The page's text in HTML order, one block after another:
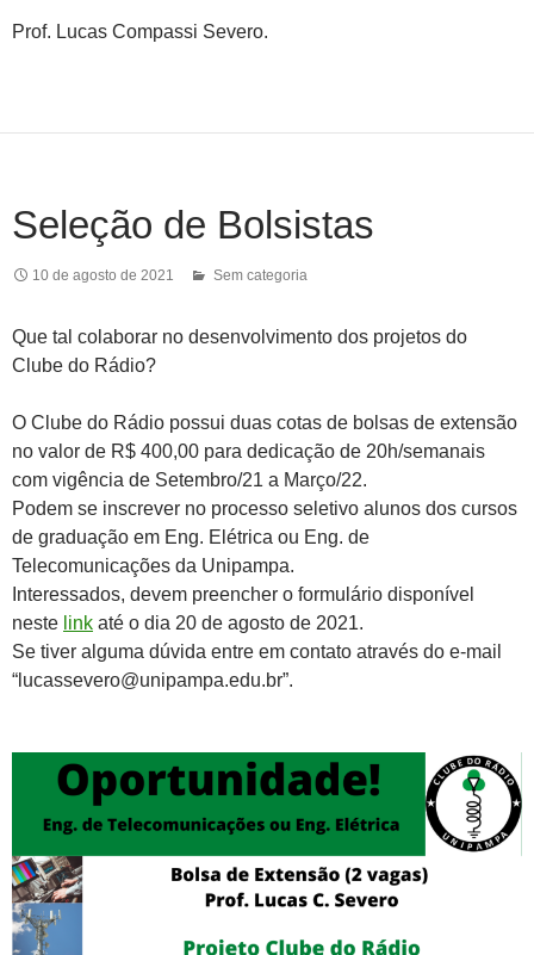
Prof. Lucas Compassi Severo.
Seleção de Bolsistas
10 de agosto de 2021 Sem categoria
Que tal colaborar no desenvolvimento dos projetos do
Clube do Rádio?
O Clube do Rádio possui duas cotas de bolsas de extensão
no valor de R$ 400,00 para dedicação de 20h/semanais
com vigência de Setembro/21 a Março/22.
Podem se inscrever no processo seletivo alunos dos cursos
de graduação em Eng. Elétrica ou Eng. de
Telecomunicações da Unipampa.
Interessados, devem preencher o formulário disponível
neste link até o dia 20 de agosto de 2021.
Se tiver alguma dúvida entre em contato através do e-mail
“lucassevero@unipampa.edu.br”.